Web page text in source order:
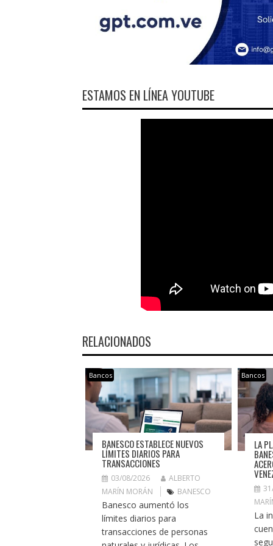
ESTAMOS EN LÍNEA YOUTUBE
RELACIONADOS
Bancos
BANESCO ESTABLECE NUEVOS
LÍMITES DIARIOS PARA
TRANSACCIONES
03/08/2026
ALBERTO
MARÍN MORÁN
BANESCO
Banesco aumentó los
límites diarios para
transacciones de personas
Bancos
LA
La